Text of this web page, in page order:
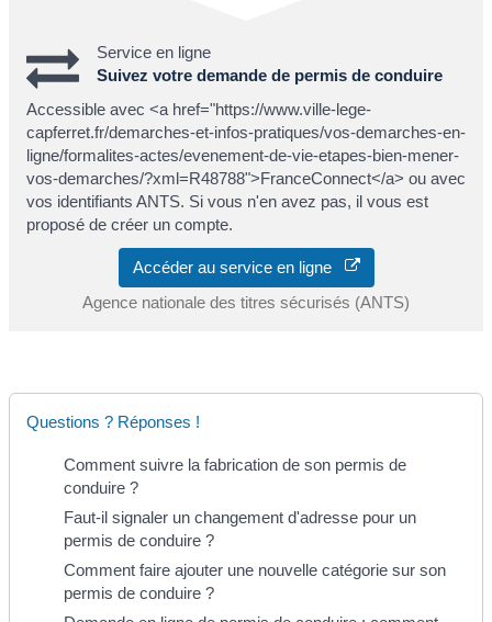
Service en ligne
Suivez votre demande de permis de conduire
Accessible avec <a href="https://www.ville-lege-
capferret.fr/demarches-et-infos-pratiques/vos-demarches-en-
ligne/formalites-actes/evenement-de-vie-etapes-bien-mener-
vos-demarches/?xml=R48788">FranceConnect</a> ou avec
vos identifiants ANTS. Si vous n'en avez pas, il vous est
proposé de créer un compte.
Accéder au service en ligne
Agence nationale des titres sécurisés (ANTS)
Questions ? Réponses !
Comment suivre la fabrication de son permis de
conduire ?
Faut-il signaler un changement d'adresse pour un
permis de conduire ?
Comment faire ajouter une nouvelle catégorie sur son
permis de conduire ?